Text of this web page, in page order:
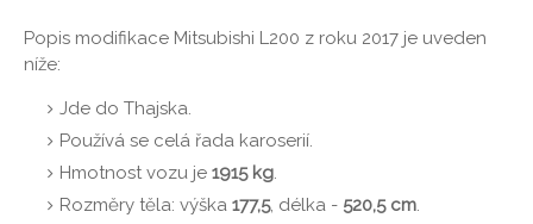
Popis modifikace Mitsubishi L200 z roku 2017 je uveden
níže:
Jde do Thajska.
Používá se celá řada karoserií.
Hmotnost vozu je 1915 kg
Rozměry těla: výška 177,5, délka - 520,5 cm